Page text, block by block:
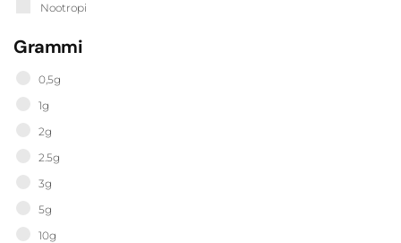
Nootropi
Grammi
0,5g
1g
2g
2.5g
3g
5g
10g